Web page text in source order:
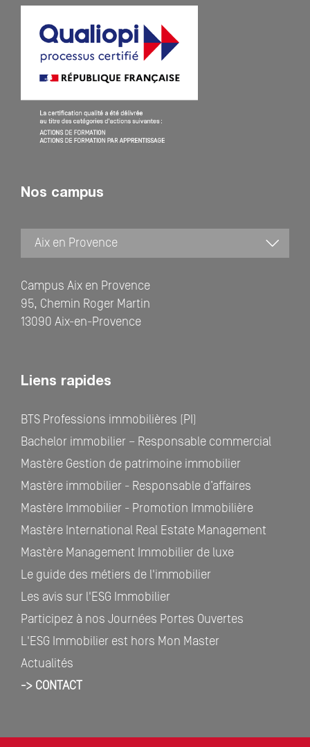
Nos campus
Campus Aix en Provence
95, Chemin Roger Martin
13090 Aix-en-Provence
Liens rapides
BTS Professions immobilières (PI)
Bachelor immobilier – Responsable commercial
Mastère Gestion de patrimoine immobilier
Mastère immobilier - Responsable d’affaires
Mastère Immobilier - Promotion Immobilière
Mastère International Real Estate Management
Mastère Management Immobilier de luxe
Le guide des métiers de l'immobilier
Les avis sur l'ESG Immobilier
Participez à nos Journées Portes Ouvertes
L'ESG Immobilier est hors Mon Master
Actualités
-> CONTACT